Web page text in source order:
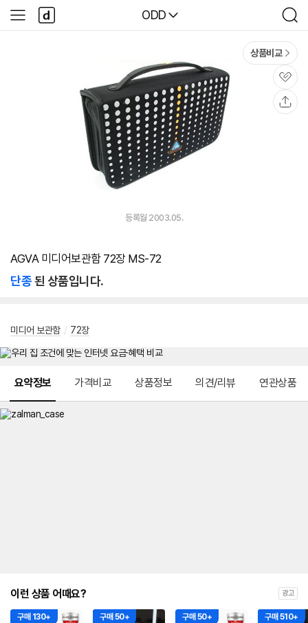
다나와
ODD
검
색
사
이
다
나
와
상품비교
관
심
등록월 2003.05.
AGVA 미디어보관함 72장 MS-72
단종된 상품입니다.
미디어 보관함 / 72장
요약정보 가격비교 상품정보 의견/리뷰 연관상품
이런 상품 어때요? 광고
구매 130+ 구매 50+ 구매 50+ 구매 510+